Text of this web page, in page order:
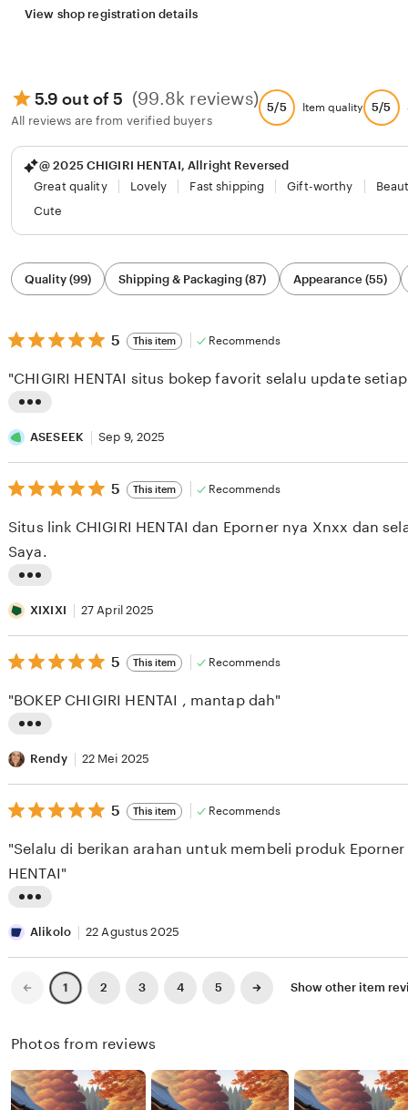
View shop registration details
5.9 out of 5 (99.8k reviews)
All reviews are from verified buyers
5/5 Item quality 5/5
@ 2025 CHIGIRI HENTAI, Allright Reversed
Great quality
Lovely Fast shipping Gift-worthy
Cute
Filter
by
category
Quality (99) Shipping & Packaging (87) Appearance (55)
5
out
5
stars
5 This item Recommends
i
s
t
n
g
e
v
i
w
y
A
S
S
E
K
"CHIGIRI HENTAI situs bokep favorit selalu update
ASESEEK Sep 9, 2025
5
out
5
stars
5 This item Recommends
i
s
t
n
r
e
v
e
w
y
X
X
I
Situs link CHIGIRI HENTAI dan Eporner nya Xnxx dan
Saya.
XIXIXI 27 April 2025
5
out
5
stars
5 This item Recommends
i
s
t
n
g
e
v
y
R
"BOKEP CHIGIRI HENTAI , mantap dah"
Rendy 22 Mei 2025
5
out
5
stars
5 This item Recommends
i
s
r
e
"Selalu di berikan arahan untuk membeli produk Eporner
HENTAI"
Alikolo 22 Agustus 2025
Previous
page
1 2 3 4 5
Next
page
Show other item
Photos from reviews